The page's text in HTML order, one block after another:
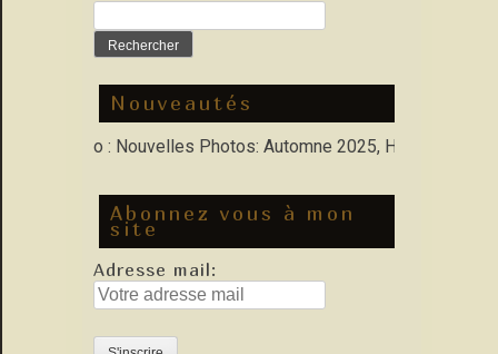
Nouveautés
Porfolio : Nouvelles Photos: Automne 2025, Hiver 2026
Abonnez vous à mon
site
Adresse mail: